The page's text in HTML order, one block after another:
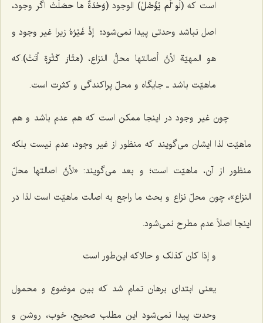
است که (لَو ْلَم یُؤَصَّلْ) الوجود (وَحْدَةٌ مَا حصَلَتْ اگر وجود،
اصل نباشد وحدتی پیدا نمی‌شود؛ إذْ غَیْرُهُ زیرا غیر وجود و
هو المهیّة لأنَّ أصالتها محلُّ النزاع، (مَثَارَ کَثْرَةٍ أتَتْ).که
ماهیّت باشد ـ جایگاه و محلّ پراکندگی و کثرت است.
چون غیر وجود در اینجا ممکن است که هم عدم باشد و هم
ماهیّت لذا ایشان می‌گویند که منظور از غیر وجود، عدم نیست بلکه
منظور از آن، ماهیّت است؛ و بعد می‌گویند: «لأنَّ اصالتها محلّ
النزاع»، چون محلّ نزاع و بحث ما راجع به اصالت ماهیّت است لذا در
اینجا اصلاً عدم مطرح نمی‌شود.
و إذا کان کذلک و حالاکه این‌طور است
یعنی ابتدای برهان تمام شد که بین موضوع و محمول
وحدت پیدا نمی‌شود این مطلب صحیح، خوب، روشن و